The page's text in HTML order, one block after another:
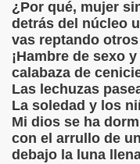
¿Por qué, mujer
detrás del núcleo
vas reptando
¡Hambre de sexo
calabaza de
Las lechuzas
La soledad y los
Mi dios se ha
con el arrullo de
debajo la luna
: Las Voces del
:Buenos Aires y
:Gipsy King
Gipsy King